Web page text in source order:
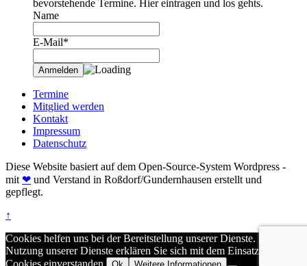
bevorstehende Termine. Hier eintragen und los gehts.
Name
E-Mail*
Termine
Mitglied werden
Kontakt
Impressum
Datenschutz
Diese Website basiert auf dem Open-Source-System Wordpress -
mit ❤ und Verstand in Roßdorf/Gundernhausen erstellt und
gepflegt.
↑
Cookies helfen uns bei der Bereitstellung unserer Dienste. Durch die
Nutzung unserer Dienste erklären Sie sich mit dem Einsatz von
Cookies einverstanden.